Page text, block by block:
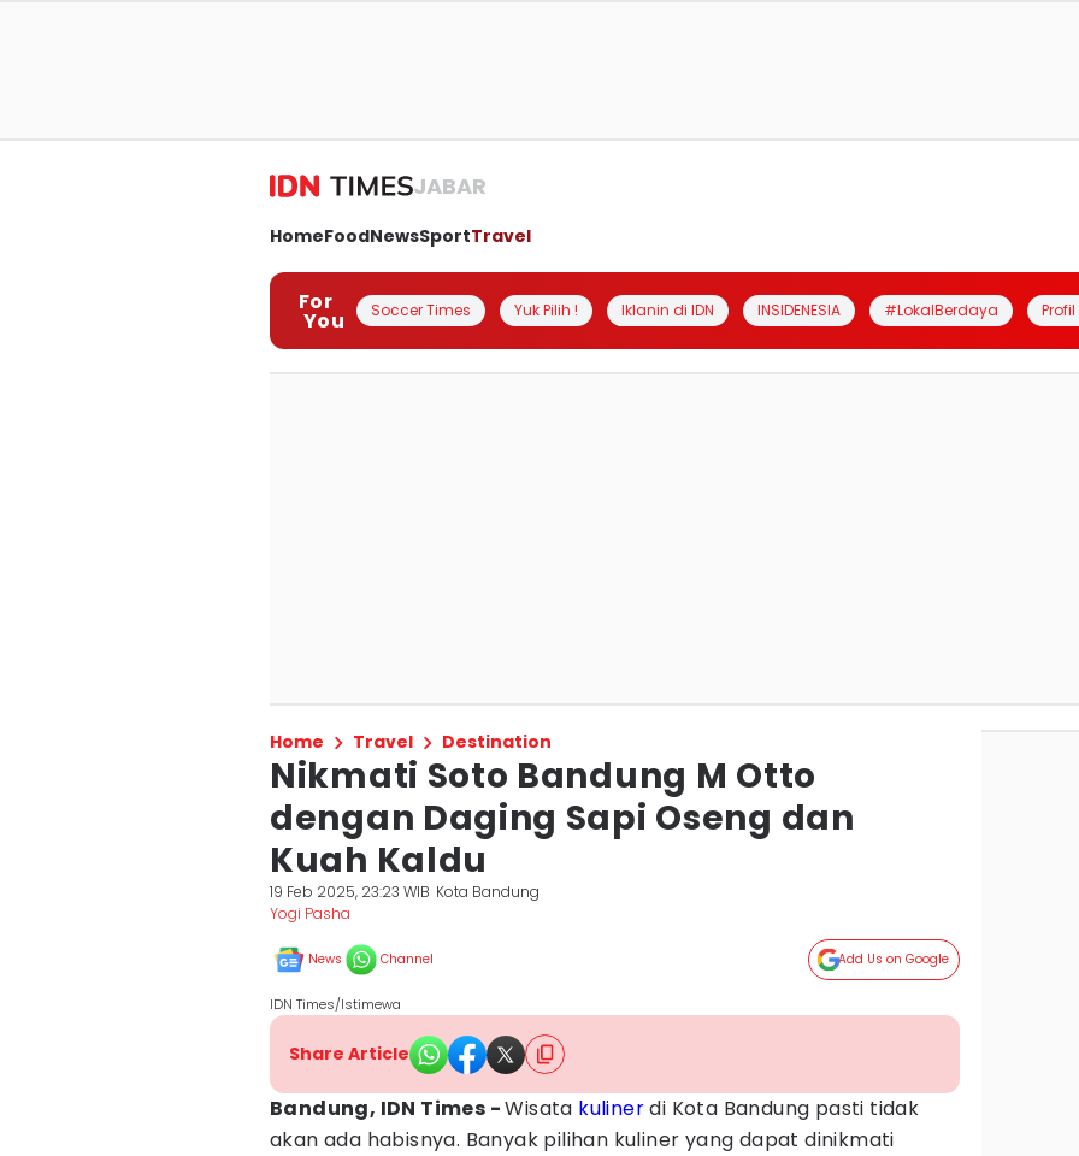
JABAR
HomeFoodNewsSportTravel
For
You Soccer Times Yuk Pilih ! Iklanin di IDN INSIDENESIA #LokalBerdaya
Home Travel Destination
Nikmati Soto Bandung M Otto
dengan Daging Sapi Oseng dan
Kuah Kaldu
19 Feb 2025, 23:23 WIB Kota Bandung
Yogi Pasha
News Channel Add Us on Google
IDN Times/Istimewa
Share Article
Bandung, IDN Times -Wisata kulinerdi Kota Bandung pasti tidak
akan ada habisnya. Banyak pilihan kuliner yang dapat dinikmati